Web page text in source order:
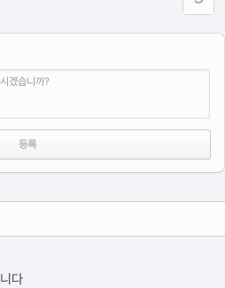
겠습니까?
다